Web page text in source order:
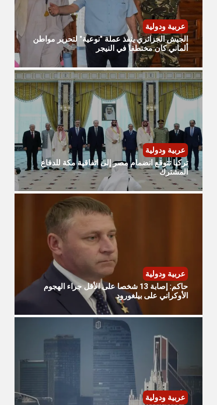
عربية ودولية
الجيش الجزائري ينفذ عملة "نوعية" لتحرير مواطن
ألماني كان مختطفا في النيجر
عربية ودولية
تركيا تتوقع انضمام مصر إلى اتفاقية مكة للدفاع
المشترك
عربية ودولية
حاكم: إصابة 13 شخصا على الأقل جراء الهجوم
الأوكراني على بيلغورود
عربية ودولية